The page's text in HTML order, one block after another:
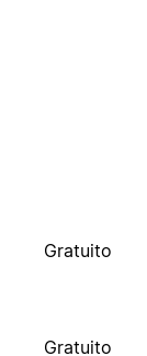
Gratuito
Gratuito